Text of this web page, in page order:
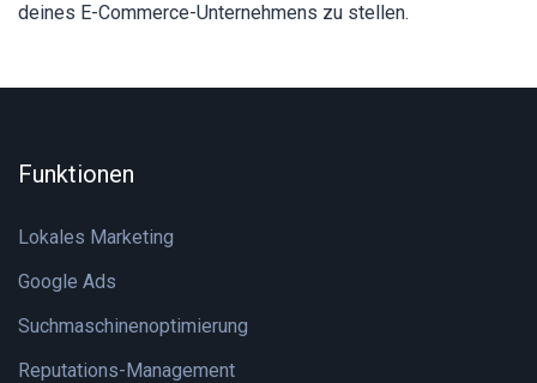
deines E-Commerce-Unternehmens zu stellen.
Funktionen
Lokales Marketing
Google Ads
Suchmaschinenoptimierung
Reputations-Management